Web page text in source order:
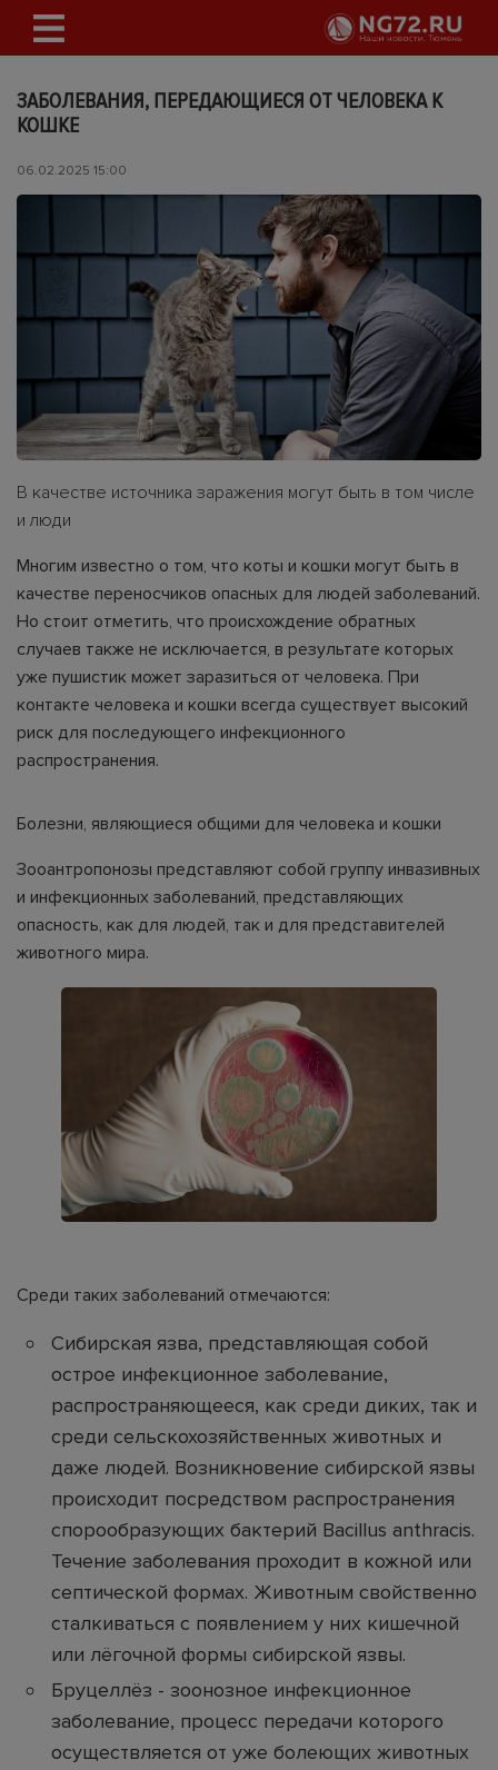
ЗАБОЛЕВАНИЯ, ПЕРЕДАЮЩИЕСЯ ОТ ЧЕЛОВЕКА К
КОШКЕ
06.02.2025 15:00
В качестве источника заражения могут быть в том числе
и люди
Многим известно о том, что коты и кошки могут быть в
качестве переносчиков опасных для людей заболеваний.
Но стоит отметить, что происхождение обратных
случаев также не исключается, в результате которых
уже пушистик может заразиться от человека. При
контакте человека и кошки всегда существует высокий
риск для последующего инфекционного
распространения.
Болезни, являющиеся общими для человека и кошки
Зооантропонозы представляют собой группу инвазивных
и инфекционных заболеваний, представляющих
опасность, как для людей, так и для представителей
животного мира.
Среди таких заболеваний отмечаются:
Сибирская язва, представляющая собой
острое инфекционное заболевание,
распространяющееся, как среди диких, так и
среди сельскохозяйственных животных и
даже людей. Возникновение сибирской язвы
происходит посредством распространения
спорообразующих бактерий Bacillus anthracis.
Течение заболевания проходит в кожной или
септической формах. Животным свойственно
сталкиваться с появлением у них кишечной
или лёгочной формы сибирской язвы.
Бруцеллёз - зоонозное инфекционное
заболевание, процесс передачи которого
осуществляется от уже болеющих животных